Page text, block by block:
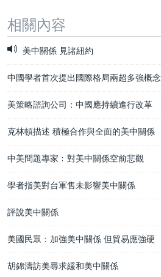
相關內容
美中關係 見諸紐約
中國學者首次提出國際格局兩超多強概念
美策略諮詢公司：中國應持續進行改革
克林頓描述 積極合作與全面的美中關係
中美問題專家﹕對美中關係空前悲觀
學者指美對台軍售未影響美中關係
評說美中關係
美國民眾﹕加強美中關係 但貿易應強硬
胡錦濤訪美尋求緩和美中關係